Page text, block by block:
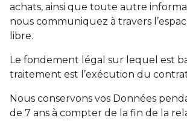
achats, ainsi que toute autre
nous communiquez à travers
libre.
Le fondement légal sur lequel est
traitement est l’exécution du
Nous conservons vos Données
de 7 ans à compter de la fin de la